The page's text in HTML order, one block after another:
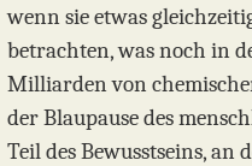
wenn sie etwas
betrachten, was noch in
Milliarden von
der Blaupause des
Teil des Bewusstseins, an